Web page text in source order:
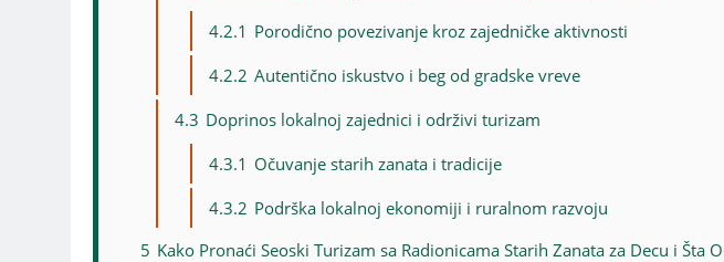
4.2.1 Porodično povezivanje kroz zajedničke aktivnosti
4.2.2 Autentično iskustvo i beg od gradske vreve
4.3 Doprinos lokalnoj zajednici i održivi turizam
4.3.1 Očuvanje starih zanata i tradicije
4.3.2 Podrška lokalnoj ekonomiji i ruralnom razvoju
5 Kako Pronaći Seoski Turizam sa Radionicama Starih Zanata za Decu i Šta